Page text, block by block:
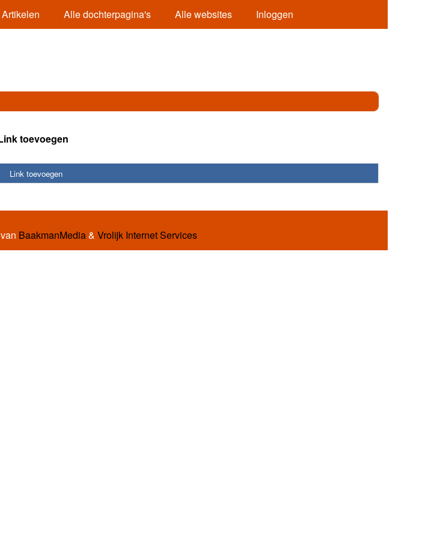
Artikelen Alle dochterpagina's Alle websites Inloggen
toevoegen
Link toevoegen
BaakmanMedia& Vrolijk Internet Services